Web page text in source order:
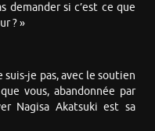
demander si c’est ce que
? »
suis-je pas, avec le soutien
vous, abandonnée par
Nagisa Akatsuki est sa